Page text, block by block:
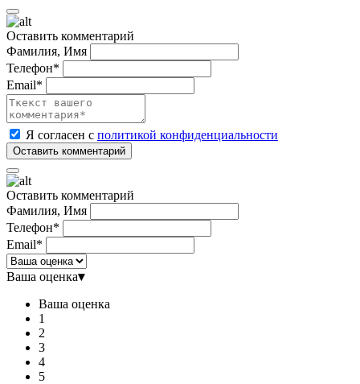
Оставить комментарий
Фамилия, Имя
Телефон*
Email*
Я согласен с политикой конфиденциальности
Оставить комментарий
Фамилия, Имя
Телефон*
Email*
Ваша оценка▾
Ваша оценка
1
2
3
4
5